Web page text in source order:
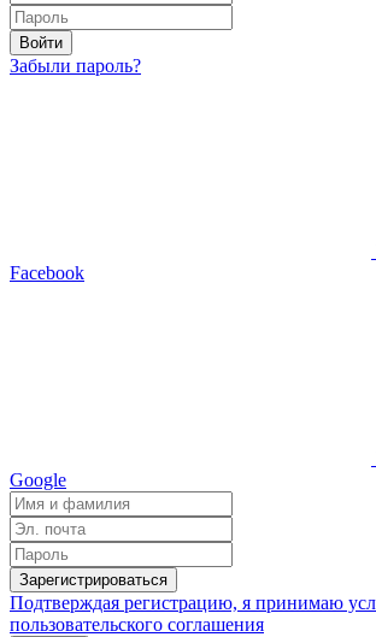
Войти
Забыли пароль?
Facebook
Google
Зарегистрироваться
Подтверждая регистрацию, я принимаю
пользовательского соглашения